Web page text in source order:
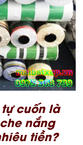
cuốn là
nắng
tiền?